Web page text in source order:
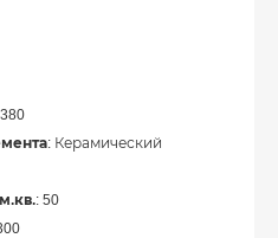
: Керамический
: 50